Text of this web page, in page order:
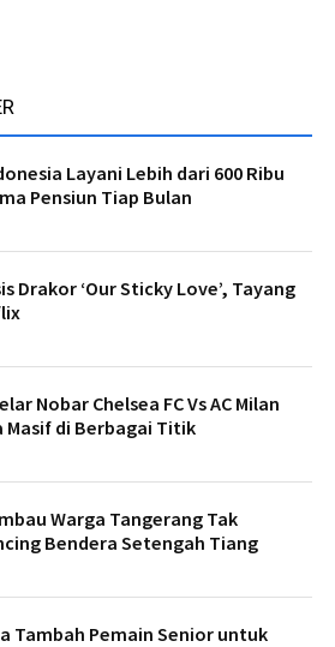
Layani Lebih dari 600 Ribu
Pensiun Tiap Bulan
Drakor ‘Our Sticky Love’, Tayang
Nobar Chelsea FC Vs AC Milan
Masif di Berbagai Titik
Warga Tangerang Tak
Bendera Setengah Tiang
Tambah Pemain Senior untuk